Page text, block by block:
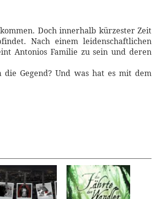
Doch innerhalb kürzester Zeit
Nach einem leidenschaftlichen
Antonios Familie zu sein und deren
Gegend? Und was hat es mit dem